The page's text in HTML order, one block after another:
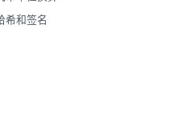
希和签名